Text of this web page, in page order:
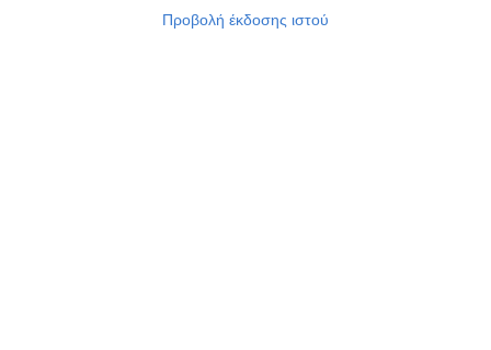
Προβολή έκδοσης ιστού